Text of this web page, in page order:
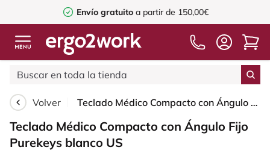
Envío gratuito a partir de 150,00€
Volver Teclado Médico Compacto con Ángulo Fijo Purekeys blanco US
Teclado Médico Compacto con Ángulo Fijo
Purekeys blanco US